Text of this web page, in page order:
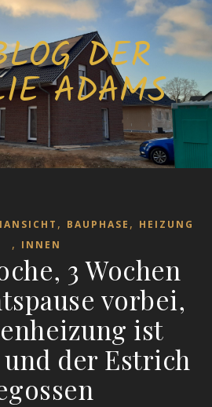
DER
ADAMS
, BAUPHASE , HEIZUNG
, INNEN
3 Wochen
vorbei,
ist
der Estrich